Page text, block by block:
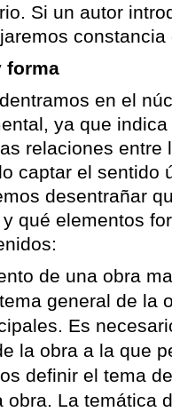
Si un autor
constancia
forma
en el
ya que
relaciones entre
captar el sentido
desentrañar
qué elementos
de una obra
general de la
Es
la obra a la que
definir el tema
obra. La temática